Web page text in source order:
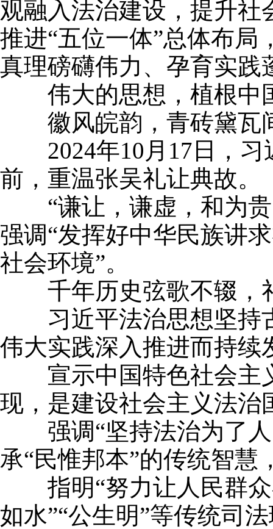
观融入法治建设，提升
推进“五位一体”总体布
真理磅礴伟力、孕育实践
伟大的思想，植根中国
徽风皖韵，青砖黛瓦
2024年10月17日，习
前，重温张吴礼让典故。
“谦让，谦虚，和为贵
强调“发挥好中华民族讲
社会环境”。
千年历史弦歌不辍，
习近平法治思想坚持古
伟大实践深入推进而持续
宣示中国特色社会主义
现，是建设社会主义法治
强调“坚持法治为了人
承“民惟邦本”的传统智慧
指明“努力让人民群众
如水”“公生明”等传统司